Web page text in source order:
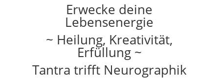
Erwecke deine
Lebensenergie
~ Heilung, Kreativität,
Erfüllung ~
Tantra trifft Neurographik